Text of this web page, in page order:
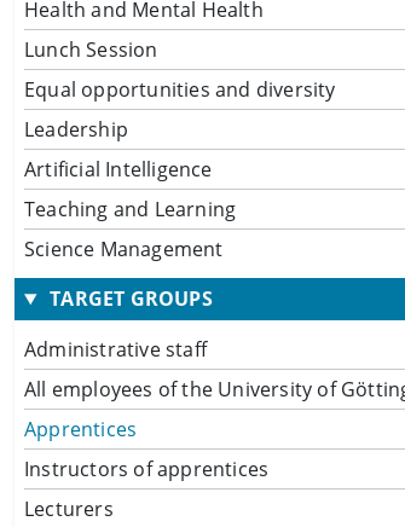
Health and Mental Health
Lunch Session
Equal opportunities and diversity
Leadership
Artificial Intelligence
Teaching and Learning
Science Management
TARGET GROUPS
Administrative staff
All employees of the University of
Apprentices
Instructors of apprentices
Lecturers